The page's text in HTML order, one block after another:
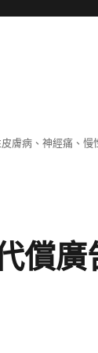
膚病、神經痛、慢
償